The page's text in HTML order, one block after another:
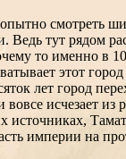
смотреть
Ведь тут рядом
то именно в
этот
лет город
исчезает из
источниках,
империи на